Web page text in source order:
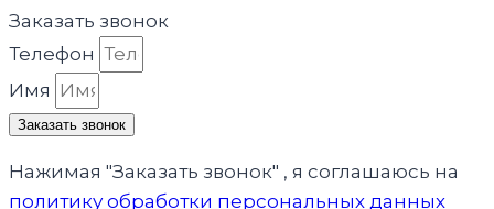
Заказать звонок
Телефон
Имя
Заказать звонок
Нажимая "Заказать звонок" , я соглашаюсь на
политику обработки персональных данных